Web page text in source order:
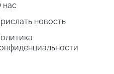
нас
новость